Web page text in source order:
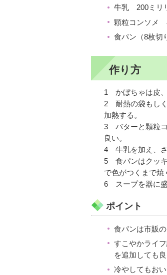
牛乳 200ミリ
顆粒コンソメ
食パン（8枚
作り方
1 かぼちゃは皮、
2 耐熱の袋もしく
加熱する。
3 バターと顆粒コ
良い。
4 牛乳を加え、さ
5 食パンはクッキ
で色がつくまで焼
6 スープを器に盛
ポイント
食パンは市販
すこやかライ
を追加しても良
冷やしてもお